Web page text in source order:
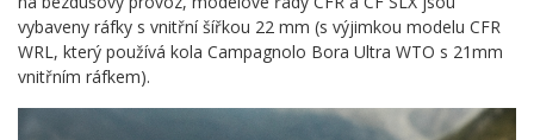
vybaveny ráfky s vnitřní šířkou 22 mm (s výjimkou modelu CFR
WRL, který používá kola Campagnolo Bora Ultra WTO s 21mm
vnitřním ráfkem).